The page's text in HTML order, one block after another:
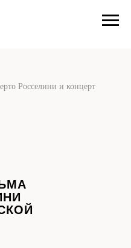
Росселини и концерт